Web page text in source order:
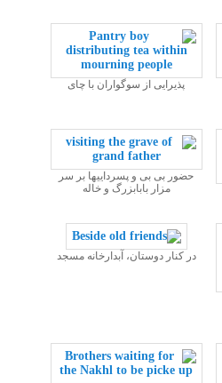
پذیرایی از سوگواران با چای
حضور بی بی و پسرداییها بر سر
مزار بابابزرگ و خاله
در کنار دوستان، آبدارخانه مسجد